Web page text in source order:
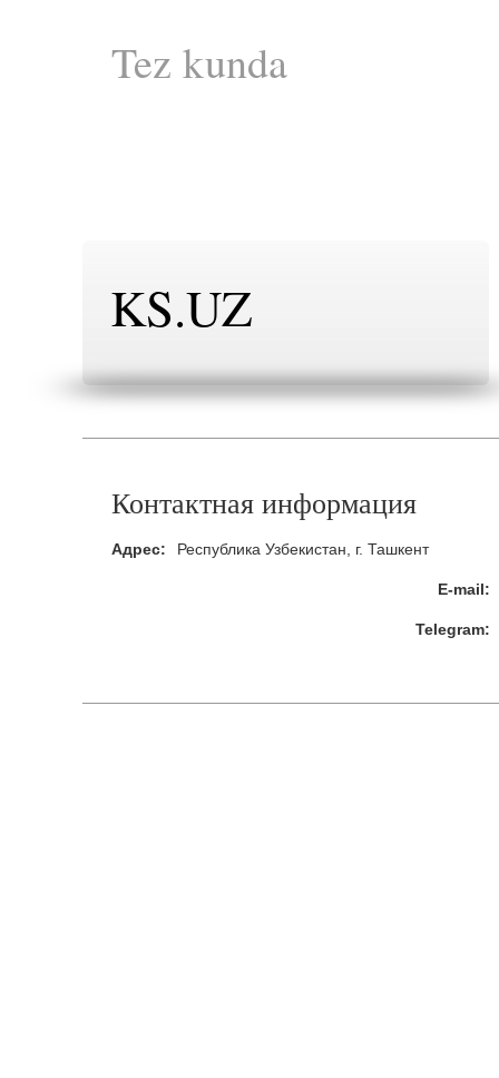
Tez kunda
KS.UZ
Контактная информация
Адрес: Республика Узбекистан, г. Ташкент
E-mail:
Telegram: